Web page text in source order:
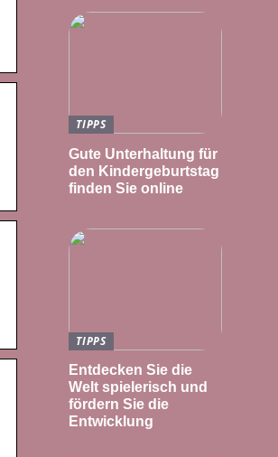
TIPPS
Gute Unterhaltung für
den Kindergeburtstag
finden Sie online
TIPPS
Entdecken Sie die
Welt spielerisch und
fördern Sie die
Entwicklung